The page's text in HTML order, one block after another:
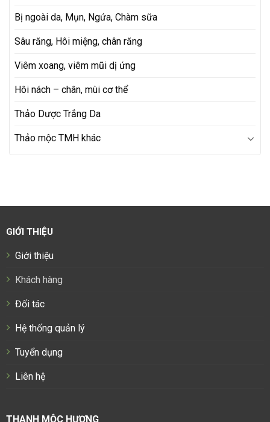
Bị ngoài da, Mụn, Ngứa, Chàm sữa
Sâu răng, Hôi miệng, chân răng
Viêm xoang, viêm mũi dị ứng
Hôi nách – chân, mùi cơ thể
Thảo Dược Trắng Da
Thảo mộc TMH khác
GIỚI THIỆU
Giới thiệu
Khách hàng
Đối tác
Hệ thống quản lý
Tuyển dụng
Liên hệ
THANH MỘC HƯƠNG